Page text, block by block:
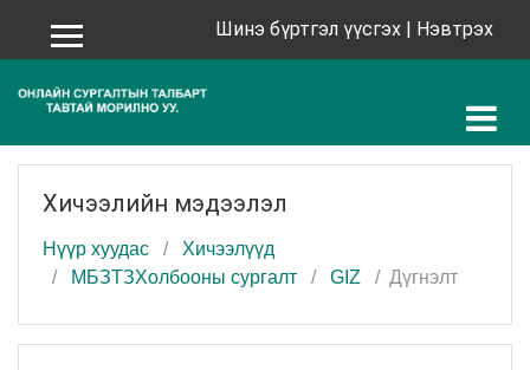
Хажуугийн самбар Шинэ бүртгэл үүсгэх | Нэвтрэх
Хичээлийн мэдээлэл
Нүүр хуудас
Хичээлүүд
МБЗТЗХолбооны сургалт
GIZ Дүгнэлт